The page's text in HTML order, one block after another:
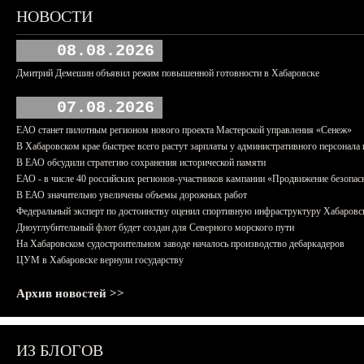
НОВОСТИ
08.08.2026
Дмитрий Демешин объявил режим повышенной готовности в Хабаровске
07.08.2026
ЕАО станет пилотным регионом нового проекта Мастерской управления «Сенеж»
В Хабаровском крае быстрее всего растут зарплаты у административного персонала
В ЕАО обсудили стратегию сохранения исторической памяти
ЕАО - в числе 40 российских регионов-участников кампании «Продвижение
В ЕАО значительно увеличены объемы дорожных работ
Федеральный эксперт по достоинству оценил спортивную инфраструктуру
Дноуглубительный флот будет создан для Северного морского пути
На Хабаровском судостроительном заводе началось производство дебаркадеров
ЦУМ в Хабаровске вернули государству
Архив новостей >>
ИЗ БЛОГОВ